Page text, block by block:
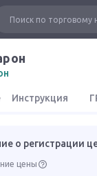
Инструкция
о регистрации
цены